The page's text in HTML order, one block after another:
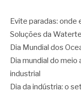
Evite paradas: onde
Soluções da
Dia Mundial dos
Dia mundial do
industrial
Dia da indústria: o